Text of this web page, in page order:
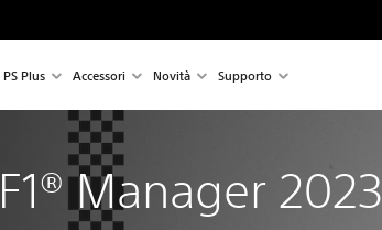
PS Plus Accessori Novità Supporto
F1® Manager 2023